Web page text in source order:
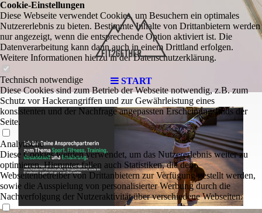
START
Cookie-Einstellungen
Diese Webseite verwendet Cookies, um Besuchern ein optimales
Nutzererlebnis zu bieten. Bestimmte Inhalte von Drittanbietern werden
nur angezeigt, wenn die entsprechende Option aktiviert ist. Die
Datenverarbeitung kann dann auch in einem Drittland erfolgen.
Weitere Informationen hierzu in der Datenschutzerklärung.
Technisch notwendige
Diese Cookies sind zum Betrieb der Webseite notwendig, z.B. zum
Schutz vor Hackerangriffen und zur Gewährleistung eines
konsistenten und der Nachfrage angepassten Erscheinungsbilds der
Seite.
Analytische
Diese Cookies werden verwendet, um das Nutzererlebnis weiter zu
optimieren. Hierunter fallen auch Statistiken, die dem
Webseitenbetreiber von Drittanbietern zur Verfügung gestellt werden,
sowie die Ausspielung von personalisierter Werbung durch die
Nachverfolgung der Nutzeraktivität über verschiedene Webseiten.